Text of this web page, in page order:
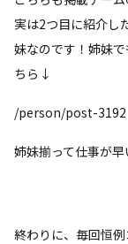
実は2つ目に紹介し
妹なのです！姉妹
ちら↓
/person/post-3192
姉妹揃って仕事が早
終わりに、毎回恒